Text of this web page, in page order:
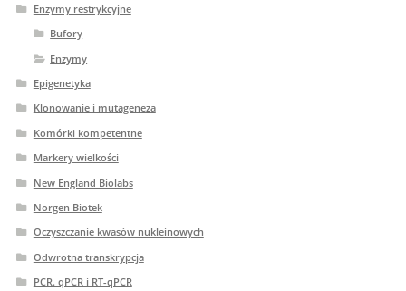
Enzymy restrykcyjne
Bufory
Enzymy
Epigenetyka
Klonowanie i mutageneza
Komórki kompetentne
Markery wielkości
New England Biolabs
Norgen Biotek
Oczyszczanie kwasów nukleinowych
Odwrotna transkrypcja
PCR. qPCR i RT-qPCR